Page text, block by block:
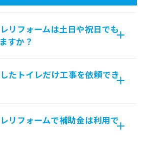
リフォームは土日や祝日でも
すか？
たトイレだけ工事を依頼でき
リフォームで補助金は利用で